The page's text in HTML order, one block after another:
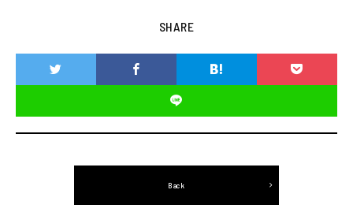
SHARE
Back